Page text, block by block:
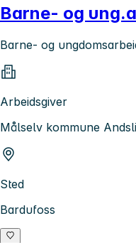
Barne- og
Barne- og
Arbeidsgiver
Målselv kommune
Sted
Bardufoss